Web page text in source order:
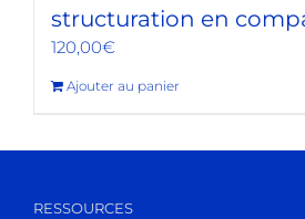
structuration en
120,00€
Ajouter au panier
RESSOURCES